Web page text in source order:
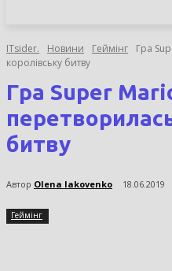
ITsider. Новини Геймінг
Гра
королівську битву
Гра Super
битву
Автор Olena Iakovenko 18.06.2019
Геймінг